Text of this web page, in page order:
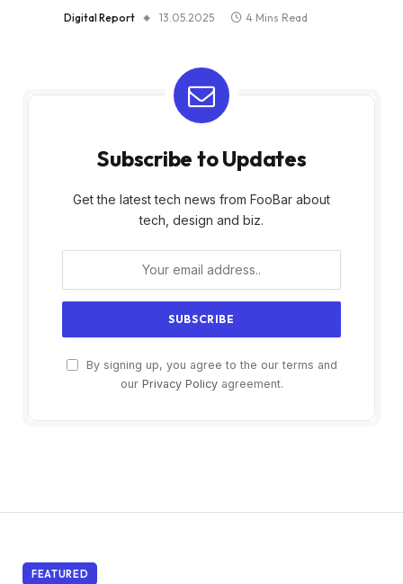
Digital Report 13.05.2025 4 Mins Read
Subscribe to Updates
Get the latest tech news from FooBar about
tech, design and biz.
By signing up, you agree to the our terms and
our Privacy Policyagreement.
FEATURED